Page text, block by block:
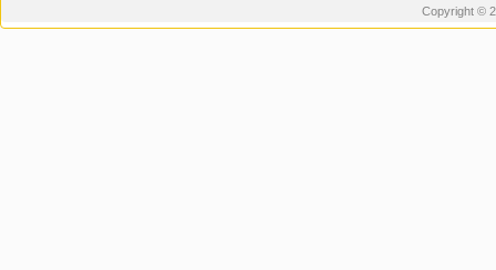
Copyright ©